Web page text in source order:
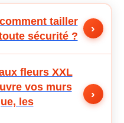
tailler
sécurité ?
›
fleurs XXL
vos murs
les
›